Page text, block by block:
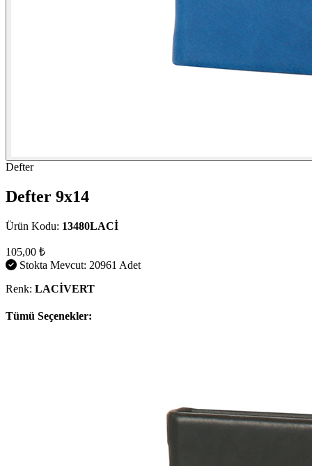
Defter
Defter 9x14
Ürün Kodu: 13480LACİ
105,00 ₺
Stokta Mevcut: 20961 Adet
Renk: LACİVERT
Tümü Seçenekler: